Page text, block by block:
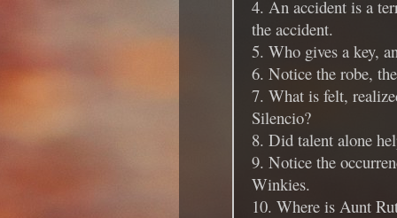
4. An accident is a
the accident.
5. Who gives a key,
6. Notice the robe,
7. What is felt,
Silencio?
8. Did talent alone
9. Notice the
Winkies.
10. Where is Aunt